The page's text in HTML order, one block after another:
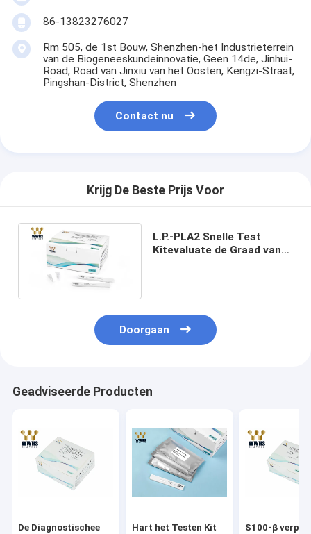
86-13823276027
Rm 505, de 1st Bouw, Shenzhen-het Industrieterrein
van de Biogeneeskundeinnovatie, Geen 14de, Jinhui-
Road, Road van Jinxiu van het Oosten, Kengzi-Straat,
Pingshan-District, Shenzhen
Contact nu
Krijg De Beste Prijs Voor
L.P.-PLA2 Snelle Test
Kitevaluate de Graad van
Doorgaan
Geadviseerde Producten
De Diagnostischee
Hart het Testen Kit
S100-β